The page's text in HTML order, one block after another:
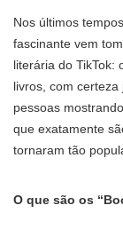
Nos últimos
fascinante vem
literária do TikTok:
livros, com
pessoas
que exatamente
tornaram tão
O que são os